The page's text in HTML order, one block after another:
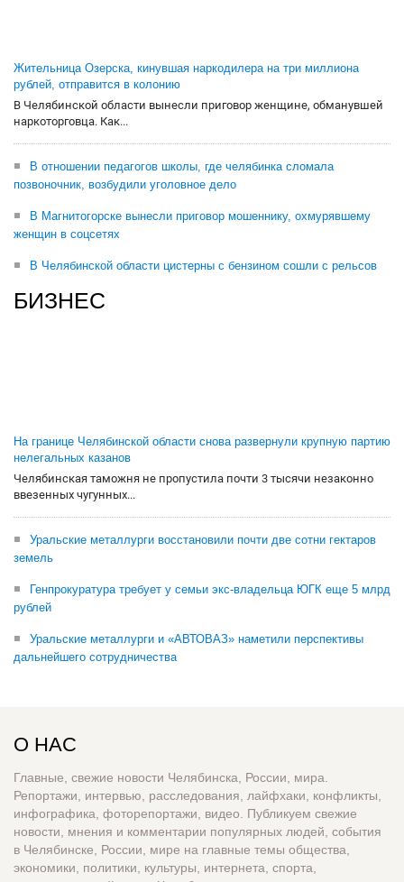
Жительница Озерска, кинувшая наркодилера на три миллиона
рублей, отправится в колонию
В Челябинской области вынесли приговор женщине, обманувшей
наркоторговца. Как...
В отношении педагогов школы, где челябинка сломала
позвоночник, возбудили уголовное дело
В Магнитогорске вынесли приговор мошеннику, охмурявшему
женщин в соцсетях
В Челябинской области цистерны с бензином сошли с рельсов
БИЗНЕС
На границе Челябинской области снова развернули крупную партию
нелегальных казанов
Челябинская таможня не пропустила почти 3 тысячи незаконно
ввезенных чугунных...
Уральские металлурги восстановили почти две сотни гектаров
земель
Генпрокуратура требует у семьи экс-владельца ЮГК еще 5 млрд
рублей
Уральские металлурги и «АВТОВАЗ» наметили перспективы
дальнейшего сотрудничества
О НАС
Главные, свежие новости Челябинска, России, мира.
Репортажи, интервью, расследования, лайфхаки, конфликты,
инфографика, фоторепортажи, видео. Публикуем свежие
новости, мнения и комментарии популярных людей, события
в Челябинске, России, мире на главные темы общества,
экономики, политики, культуры, интернета, спорта,